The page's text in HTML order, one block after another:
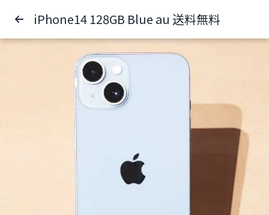
iPhone14 128GB Blue au 送料無料